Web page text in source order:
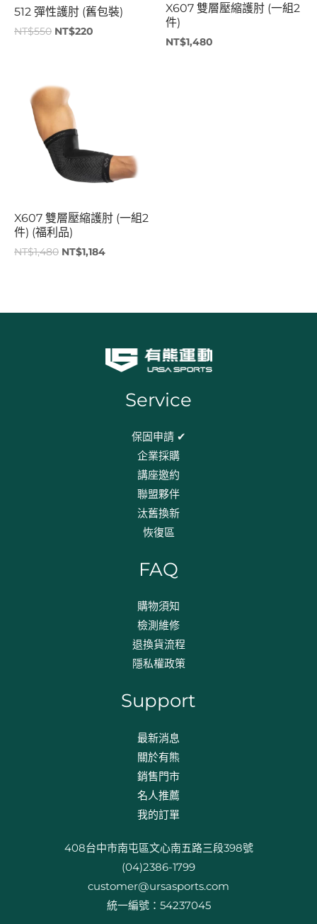
512 彈性護肘 (舊包裝)
NT$550 NT$220
X607 雙層壓縮護肘 (一組2
件)
NT$1,480
X607 雙層壓縮護肘 (一組2
件) (福利品)
NT$1,480
價
格：
NT$1,480。
NT$1,184
Service
保固申請 ✔
企業採購
講座邀約
聯盟夥伴
汰舊換新
恢復區
FAQ
購物須知
檢測維修
退換貨流程​
隱私權政策
Support
最新消息
關於有熊
銷售門市
名人推薦
我的訂單
408台中市南屯區文心南五路三段398號
(04)2386-1799
customer@ursasports.com
統一編號：54237045